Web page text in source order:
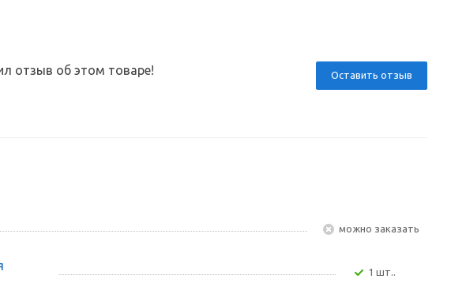
Оставить отзыв
отзыв об этом товаре!
Можно заказать
1 шт..